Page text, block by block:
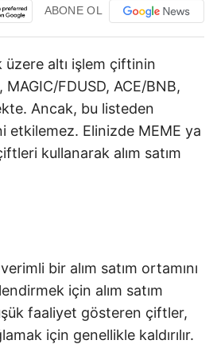
ABONE OL
altı işlem çiftinin
MAGIC/FDUSD, ACE/BNB,
Ancak, bu listeden
etkilemez. Elinizde MEME ya
kullanarak alım satım
bir alım satım ortamını
için alım satım
faaliyet gösteren çiftler,
için genellikle kaldırılır.